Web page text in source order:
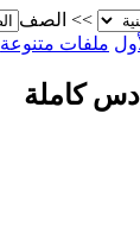
>> الصف
ملفات متنوعة
كاملة